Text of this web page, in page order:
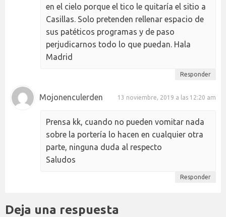
en el cielo porque el tico le quitaría el sitio a
Casillas. Solo pretenden rellenar espacio de
sus patéticos programas y de paso
perjudicarnos todo lo que puedan. Hala
Madrid
Responder
Mojonenculerden 13 noviembre, 2019 a las 12:20 am
Prensa kk, cuando no pueden vomitar nada
sobre la portería lo hacen en cualquier otra
parte, ninguna duda al respecto
Saludos
Responder
Deja una respuesta